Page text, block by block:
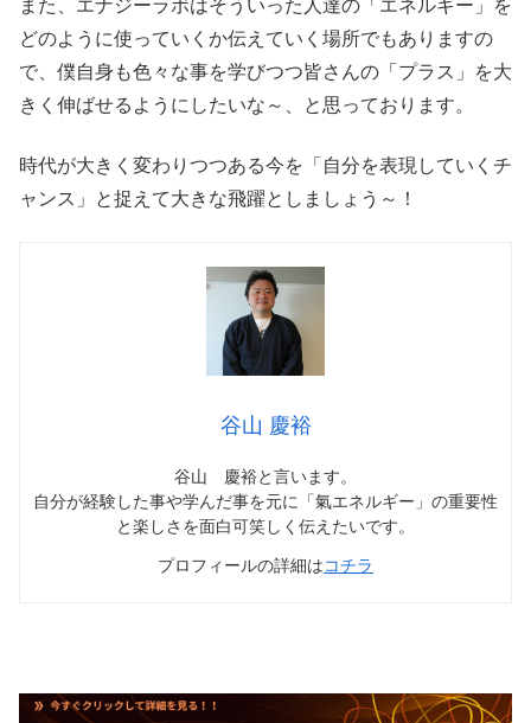
また、エナジーラボはそういった人達の「エネルギー」を
どのように使っていくか伝えていく場所でもありますの
で、僕自身も色々な事を学びつつ皆さんの「プラス」を大
きく伸ばせるようにしたいな～、と思っております。
時代が大きく変わりつつある今を「自分を表現していくチ
ャンス」と捉えて大きな飛躍としましょう～！
谷山 慶裕
谷山 慶裕と言います。
自分が経験した事や学んだ事を元に「氣エネルギー」の重要性
と楽しさを面白可笑しく伝えたいです。
プロフィールの詳細はコチラ